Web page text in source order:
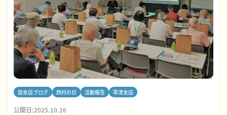
部支店ブログ 西村の日 活動報告 草津支店
公開日:2025.10.16